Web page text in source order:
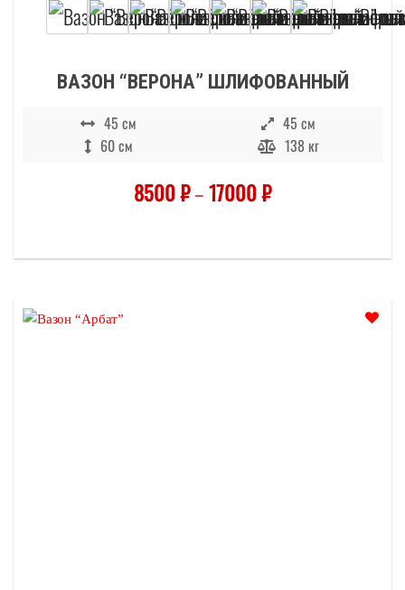
ВАЗОН “ВЕРОНА” ШЛИФОВАННЫЙ
45 см
45 см
60 см
138 кг
8500₽–17000₽